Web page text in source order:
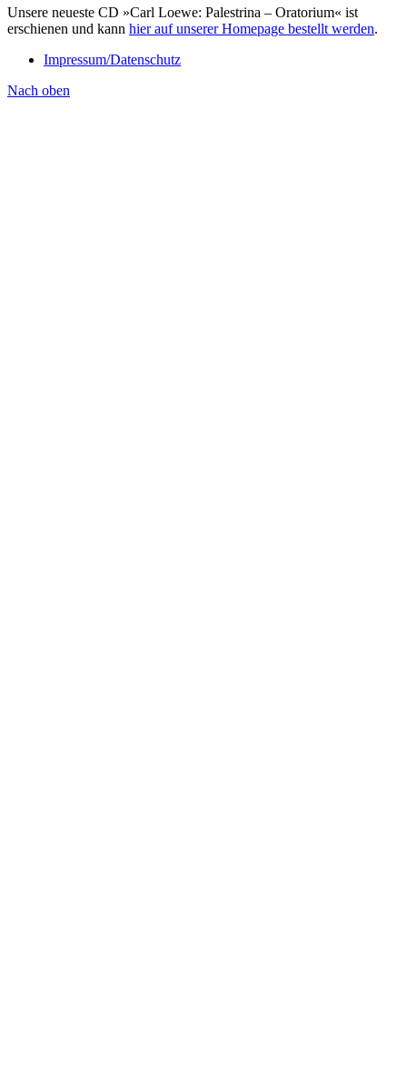
Unsere neueste CD »Carl Loewe: Palestrina – Oratorium« ist
erschienen und kann hier auf unserer Homepage bestellt werden.
Impressum/Datenschutz
Nach oben